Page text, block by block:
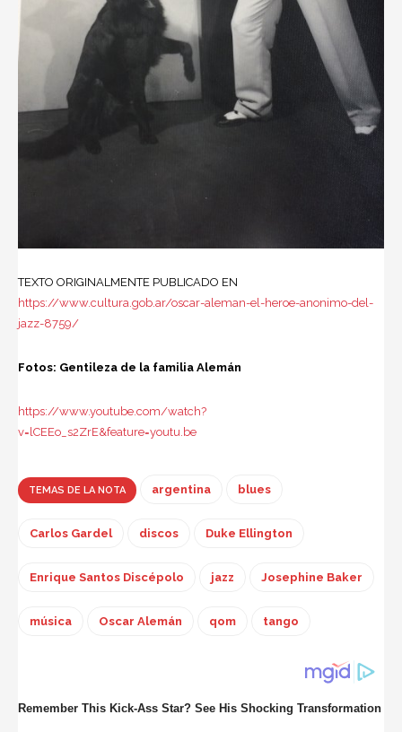
TEXTO ORIGINALMENTE PUBLICADO EN
https://www.cultura.gob.ar/oscar-aleman-el-heroe-anonimo-del-
jazz-8759/
Fotos: Gentileza de la familia Alemán
https://www.youtube.com/watch?
v=lCEEo_s2ZrE&feature=youtu.be
TEMAS DE LA NOTA argentina blues
Carlos Gardel discos Duke Ellington
Enrique Santos Discépolo jazz Josephine Baker
música Oscar Alemán qom tango